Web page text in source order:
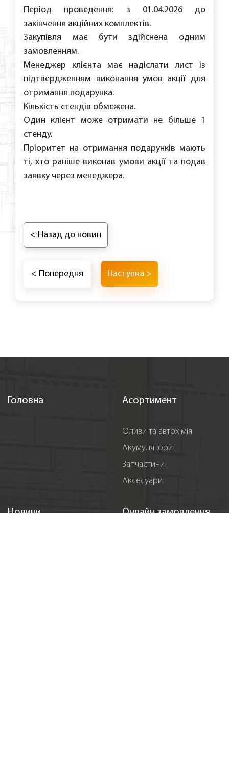
Період проведення: з 01.04.2026 до
закінчення акційних комплектів.
Закупівля має бути здійснена одним
замовленням.
Менеджер клієнта має надіслати лист із
підтвердженням виконання умов акції для
отримання подарунка.
Кількість стендів обмежена.
Один клієнт може отримати не більше 1
стенду.
Пріоритет на отримання подарунків мають
ті, хто раніше виконав умови акції та подав
заявку через менеджера.
< Назад до новин
< Попередня Наступна >
Головна Асортимент
Оливи та автохімія
Акумулятори
Запчастини
Аксесуари
Новини Онлайн замовлення